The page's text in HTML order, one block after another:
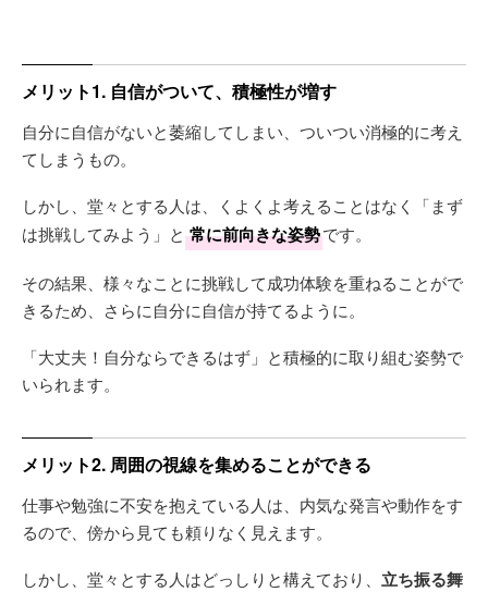
メリット1. 自信がついて、積極性が増す
自分に自信がないと萎縮してしまい、ついつい消極的に考え
てしまうもの。
しかし、堂々とする人は、くよくよ考えることはなく「まず
は挑戦してみよう」と 常に前向きな姿勢です。
その結果、様々なことに挑戦して成功体験を重ねることがで
きるため、さらに自分に自信が持てるように。
「大丈夫！自分ならできるはず」と積極的に取り組む姿勢で
いられます。
メリット2. 周囲の視線を集めることができる
仕事や勉強に不安を抱えている人は、内気な発言や動作をす
るので、傍から見ても頼りなく見えます。
しかし、堂々とする人はどっしりと構えており、 立ち振る舞